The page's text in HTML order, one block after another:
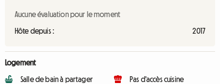
Aucune évaluation pour le moment
Hôte depuis : 2017
Logement
Salle de bain à partager
Pas d'accès cuisine